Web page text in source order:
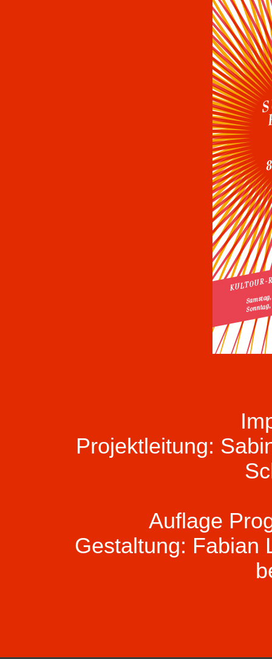
Projektleitung:
Auflage
Gestaltung: Fabian